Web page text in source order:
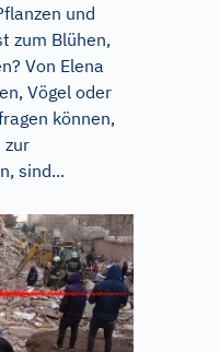
und
zum Blühen,
Von Elena
Vögel oder
können,
zur
sind...